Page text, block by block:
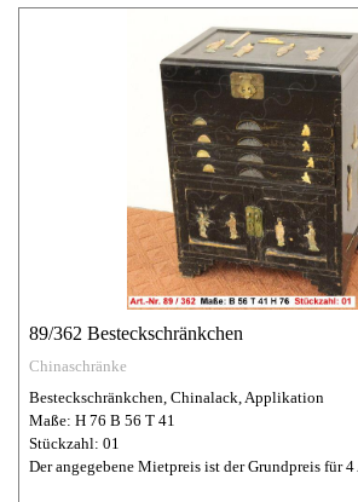
89/362 Besteckschränkchen
Chinaschränke
Besteckschränkchen, Chinalack, Applikation
Maße: H 76 B 56 T 41
Stückzahl: 01
Der angegebene Mietpreis ist der Grundpreis für